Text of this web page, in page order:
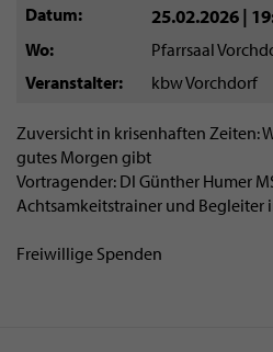
Datum 25.02.2026 |
Wo
Pfarrsaal
Veranstalter
kbw Vorchdorf
Zuversicht in krisenhaften Zeiten:
gutes Morgen gibt
Vortragender: DI Günther Humer
Achtsamkeitstrainer und Begleiter
Freiwillige Spenden